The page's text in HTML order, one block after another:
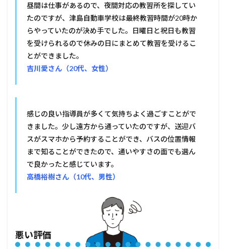
昼間は仕事があるので、夜間対応の教習所を探してい
たのですが、津島自動車学校は最終教習時間が20時か
らやっていたのが決め手でした。日曜日と祝日も教習
を受けられるので休みの日にまとめて教習を受けるこ
とができました。
吉川愛さん（20代、女性）
感じの良い指導員が多くて気持ちよく過ごすことがで
きました。少し遠方から通っていたのですが、送迎バ
スがスマホから予約することができ、バスの位置情報
まで知ることができたので、通いやすさの面でも選ん
で良かったと感じています。
高橋裕樹さん（10代、男性）
悪い評価